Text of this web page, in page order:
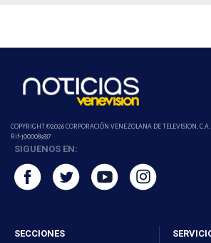
COPYRIGHT ©2026 CORPORACIÓN VENEZOLANA DE TELEVISION,
Rif-j000089337
SIGUENOS EN:
SECCIONES